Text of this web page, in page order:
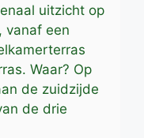
uitzicht op
vanaf een
Waar? Op
de zuidzijde
de drie